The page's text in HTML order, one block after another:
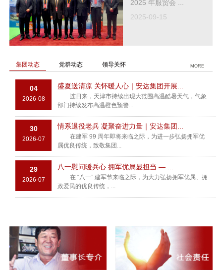
2025 年服贸会 ...
2025-09-15
集团动态 党群动态 领导关怀 MORE
04
2026-08
盛夏送清凉 关怀暖人心｜安达集团开展...
连日来，天津市持续出现大范围高温酷暑天气，气象
部门持续发布高温橙色预警...
30
2026-07
情系退役老兵 凝聚奋进力量｜安达集团...
在建军 99 周年即将来临之际，为进一步弘扬拥军优
属优良传统，致敬集团...
29
2026-07
八一慰问暖兵心 拥军优属显担当 — ...
在 “八一” 建军节来临之际，为大力弘扬拥军优属、拥
政爱民的优良传统，...